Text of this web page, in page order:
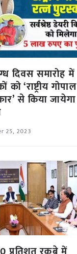
दिवस समारोह में
‘राष्ट्रीय गोपाल
से किया जायेगा
25, 2023